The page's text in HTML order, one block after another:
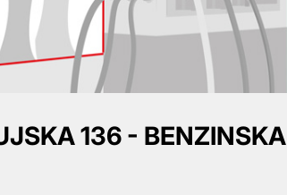
136 - BENZINSKA